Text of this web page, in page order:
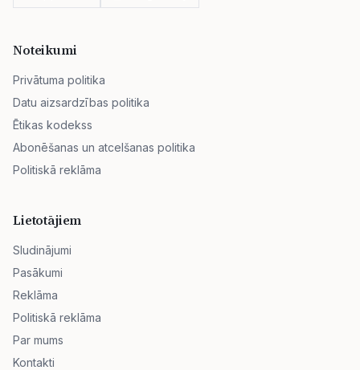
Noteikumi
Privātuma politika
Datu aizsardzības politika
Ētikas kodekss
Abonēšanas un atcelšanas politika
Politiskā reklāma
Lietotājiem
Sludinājumi
Pasākumi
Reklāma
Politiskā reklāma
Par mums
Kontakti